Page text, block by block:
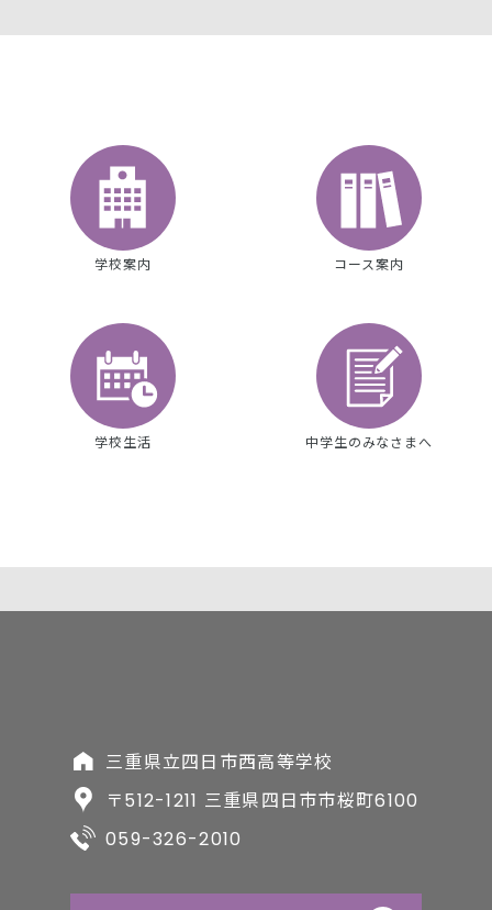
学校案内 コース案内
学校生活 中学生のみなさまへ
三重県立四日市西高等学校
〒512-1211 三重県四日市市桜町6100
059-326-2010